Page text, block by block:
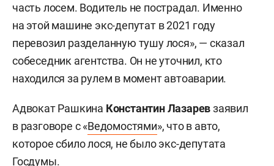
часть лосем. Водитель не пострадал. Именно
на этой машине экс-депутат в 2021 году
перевозил разделанную тушу лося», — сказал
собеседник агентства. Он не уточнил, кто
находился за рулем в момент автоаварии.
Адвокат Рашкина Константин Лазаревзаявил
в разговоре с «Ведомостями», что в авто,
которое сбило лося, не было экс-депутата
Госдумы.